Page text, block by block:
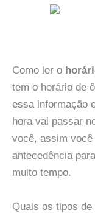
Como ler o
tem o horário de
essa informação
hora vai passar
você, assim
antecedência
muito tempo.
Quais os tipos